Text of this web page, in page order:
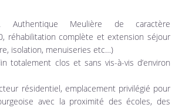
Authentique Meulière de caractère
réhabilitation complète et extension séjour
isolation, menuiseries etc…)
totalement clos et sans vis-à-vis d’environ
résidentiel, emplacement privilégié pour
avec la proximité des écoles, des